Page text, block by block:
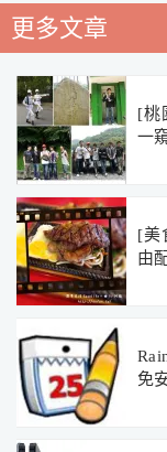
更多文章
[桃
一
[美
由
免